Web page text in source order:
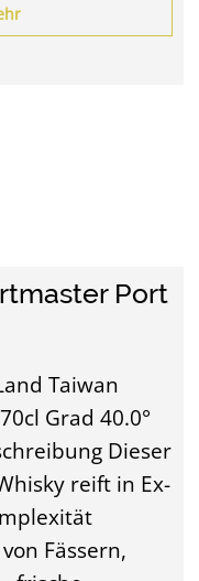
Port
Taiwan
Grad 40.0°
Dieser
reift in Ex-
Fässern,